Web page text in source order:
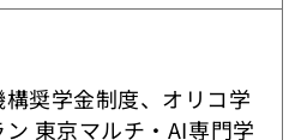
奨学金制度、オリコ学
東京マルチ・AI専門学